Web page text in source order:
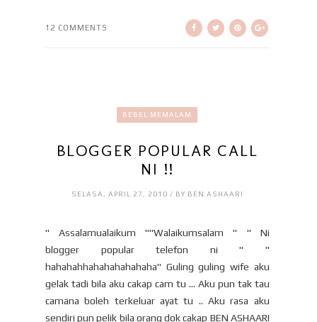
12 COMMENTS
BEBEL MEMALAM
BLOGGER POPULAR CALL
NI !!
SELASA, APRIL 27, 2010 / BY BEN ASHAARI
" Assalamualaikum ""Walaikumsalam " " Ni
blogger popular telefon ni " "
hahahahhahahahahahaha" Guling guling wife aku
gelak tadi bila aku cakap cam tu ... Aku pun tak tau
camana boleh terkeluar ayat tu .. Aku rasa aku
sendiri pun pelik bila orang dok cakap BEN ASHAARI